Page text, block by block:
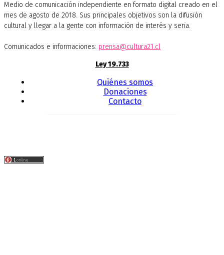
Medio de comunicación independiente en formato digital creado en el
mes de agosto de 2018. Sus principales objetivos son la difusión
cultural y llegar a la gente con información de interés y seria.
Comunicados e informaciones: prensa@cultura21.cl
Ley 19.733
Quiénes somos
Donaciones
Contacto